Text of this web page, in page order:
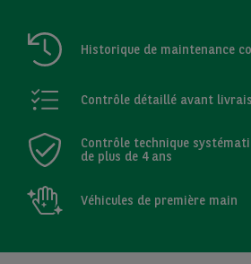
Historique de maintenance
Contrôle détaillé avant
Contrôle technique
de plus de 4 ans
Véhicules de première main